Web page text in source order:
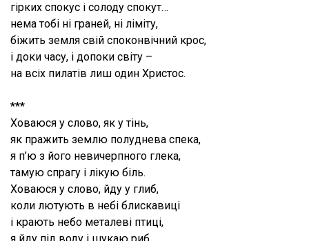
гірких спокус і солоду спокут…
нема тобі ні граней, ні ліміту,
біжить земля свій споконвічний крос,
і доки часу, і допоки світу –
на всіх пилатів лиш один Христос.
***
Ховаюся у слово, як у тінь,
як пражить землю полуднева спека,
я п’ю з його невичерпного глека,
тамую спрагу і лікую біль.
Ховаюся у слово, йду у глиб,
коли лютують в небі блискавиці
і крають небо металеві птиці,